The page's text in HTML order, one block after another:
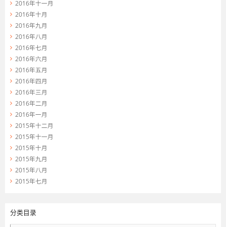
2016年十一月
2016年十月
2016年九月
2016年八月
2016年七月
2016年六月
2016年五月
2016年四月
2016年三月
2016年二月
2016年一月
2015年十二月
2015年十一月
2015年十月
2015年九月
2015年八月
2015年七月
分类目录